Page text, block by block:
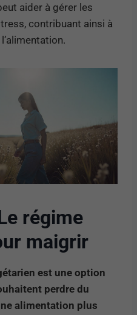
aider à gérer les
contribuant ainsi à
régime
maigrir
est une option
perdre du
alimentation plus